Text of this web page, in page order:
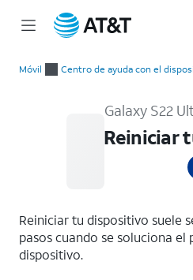
Móvil Centro de ayuda con el
Galaxy S22
Reiniciar
Reiniciar tu dispositivo suele
pasos cuando se soluciona el
dispositivo.